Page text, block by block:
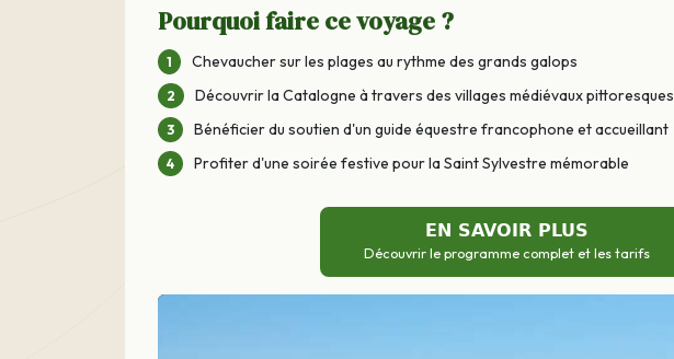
Pourquoi faire ce voyage ?
Chevaucher sur les plages au rythme des grands galops
Découvrir la Catalogne à travers des villages médiévaux pittoresques
Bénéficier du soutien d'un guide équestre francophone et accueillant
Profiter d'une soirée festive pour la Saint Sylvestre mémorable
EN SAVOIR PLUS
Découvrir le programme complet et les tarifs